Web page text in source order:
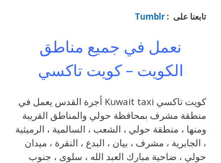
تابعنا على : Tumblr
نعمل في جميع مناطق
الكويت – كويت تاكسي
كويت تاكسي Kuwait taxi أجرة القدس يعمل في
منطقة مشرف بمحافظة حولي والمناطق القريبة
‎ومنها ، منطقة حولي ، الشعب ، السالمية ، الرميثية
، الجابرية ، مشرف ، بيان ، البدع ، النقرة ، ميدان
حولي ، ضاحية مبارك العبد الله ، سلوى ، جنوب